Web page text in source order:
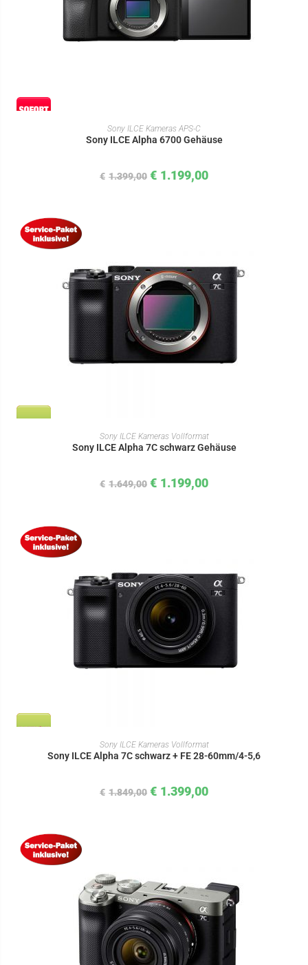
IN DEN WARENKORB
Sony ILCE Kameras APS-C
Sony ILCE Alpha 6700 Gehäuse
€ 1.399,00 € 1.199,00
IN DEN WARENKORB
Sony ILCE Kameras Vollformat
Sony ILCE Alpha 7C schwarz Gehäuse
€ 1.649,00 € 1.199,00
IN DEN WARENKORB
Sony ILCE Kameras Vollformat
Sony ILCE Alpha 7C schwarz + FE 28-60mm/4-5,6
€ 1.849,00 € 1.399,00